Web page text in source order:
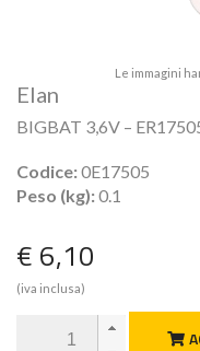
Le immagini
Elan
BIGBAT 3,6V –
Codice: 0E17505
Peso (kg): 0.1
€ 6,10
(iva inclusa)